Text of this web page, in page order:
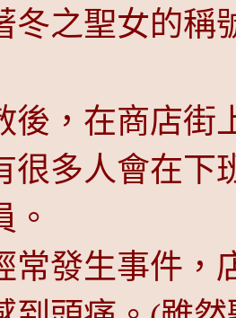
冬之聖女的稱
後，在商店街
很多人會在下
。
常發生事件，